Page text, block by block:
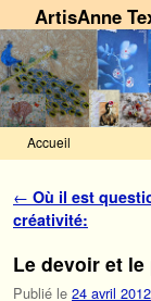
ArtisAnne
Accueil
Navigation des
← Où il est
créativité:
Le devoir et
Publié le 24 avril 2012